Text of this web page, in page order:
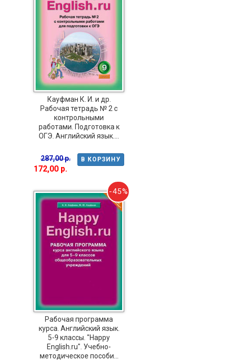
Кауфман К. И. и др.
Рабочая тетрадь № 2 с
контрольными
работами. Подготовка к
ОГЭ. Английский язык....
В КОРЗИНУ
287,00 р.
172,00 р.
-45%
Рабочая программа
курса. Английский язык.
5-9 классы. "Happy
English.ru". Учебно-
методическое пособи...